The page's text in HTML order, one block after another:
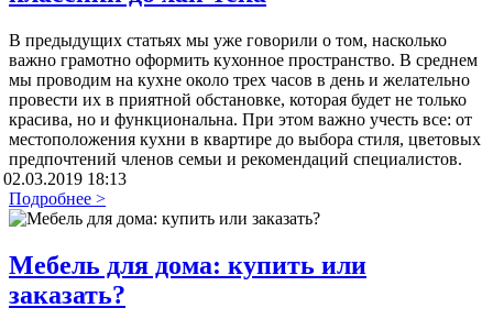
В предыдущих статьях мы уже говорили о том, насколько
важно грамотно оформить кухонное пространство. В среднем
мы проводим на кухне около трех часов в день и желательно
провести их в приятной обстановке, которая будет не только
красива, но и функциональна. При этом важно учесть все: от
местоположения кухни в квартире до выбора стиля, цветовых
предпочтений членов семьи и рекомендаций специалистов.
02.03.2019 18:13
Подробнее >
Мебель для дома: купить или
заказать?